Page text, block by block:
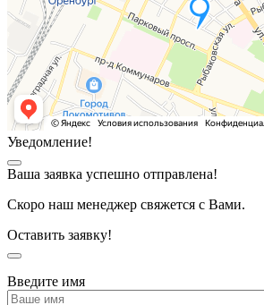
Уведомление!
Ваша заявка успешно отправлена!
Скоро наш менеджер свяжется с Вами.
Оставить заявку!
Введите имя